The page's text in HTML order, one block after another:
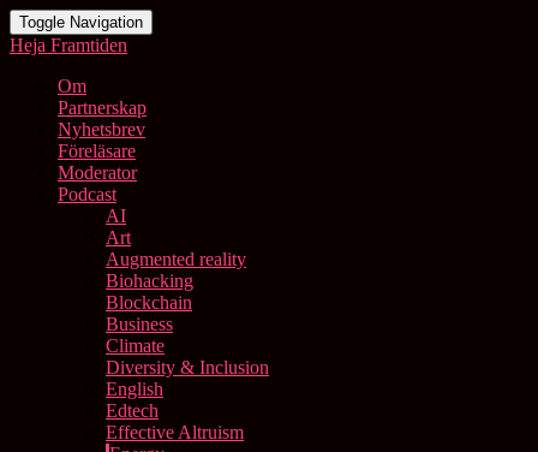
Toggle Navigation
Heja Framtiden
Om
Partnerskap
Nyhetsbrev
Föreläsare
Moderator
Podcast
AI
Art
Augmented reality
Biohacking
Blockchain
Business
Climate
Diversity & Inclusion
English
Edtech
Effective Altruism